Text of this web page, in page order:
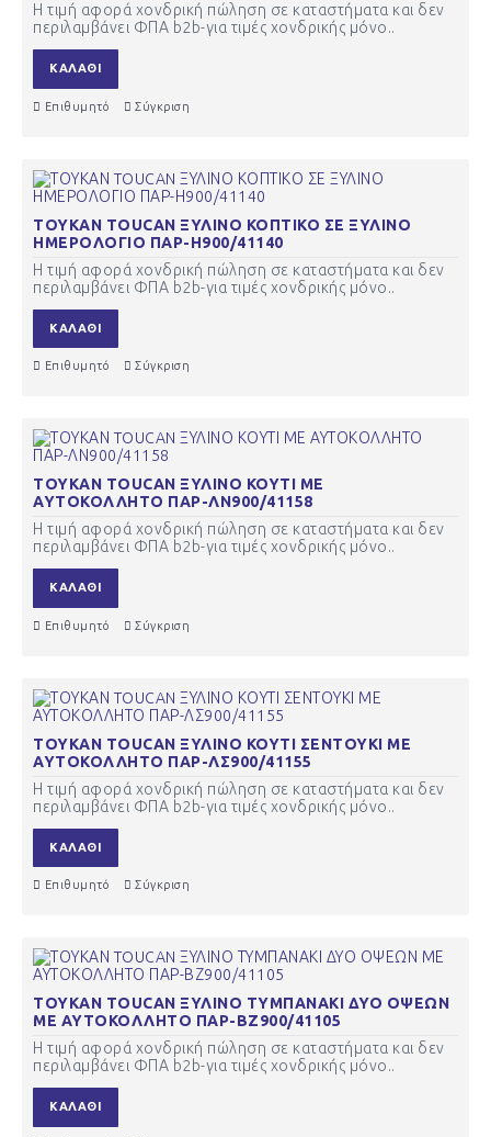
Η τιμή αφορά χονδρική πώληση σε καταστήματα και δεν
περιλαμβάνει ΦΠΑ b2b-για τιμές χονδρικής μόνο..
ΚΑΛΆΘΙ
Επιθυμητό Σύγκριση
ΤΟΥΚΑΝ TOUCAN ΞΥΛΙΝΟ ΚΟΠΤΙΚΟ ΣΕ ΞΥΛΙΝΟ
ΗΜΕΡΟΛΟΓΙΟ ΠΑΡ-Η900/41140
Η τιμή αφορά χονδρική πώληση σε καταστήματα και δεν
περιλαμβάνει ΦΠΑ b2b-για τιμές χονδρικής μόνο..
ΚΑΛΆΘΙ
Επιθυμητό Σύγκριση
ΤΟΥΚΑΝ TOUCAN ΞΥΛΙΝΟ ΚΟΥΤΙ ΜΕ
ΑΥΤΟΚΟΛΛΗΤΟ ΠΑΡ-ΛΝ900/41158
Η τιμή αφορά χονδρική πώληση σε καταστήματα και δεν
περιλαμβάνει ΦΠΑ b2b-για τιμές χονδρικής μόνο..
ΚΑΛΆΘΙ
Επιθυμητό Σύγκριση
ΤΟΥΚΑΝ TOUCAN ΞΥΛΙΝΟ ΚΟΥΤΙ ΣΕΝΤΟΥΚΙ ΜΕ
ΑΥΤΟΚΟΛΛΗΤΟ ΠΑΡ-ΛΣ900/41155
Η τιμή αφορά χονδρική πώληση σε καταστήματα και δεν
περιλαμβάνει ΦΠΑ b2b-για τιμές χονδρικής μόνο..
ΚΑΛΆΘΙ
Επιθυμητό Σύγκριση
ΤΟΥΚΑΝ TOUCAN ΞΥΛΙΝΟ ΤΥΜΠΑΝΑΚΙ ΔΥΟ ΟΨΕΩΝ
ΜΕ ΑΥΤΟΚΟΛΛΗΤΟ ΠΑΡ-ΒΖ900/41105
Η τιμή αφορά χονδρική πώληση σε καταστήματα και δεν
περιλαμβάνει ΦΠΑ b2b-για τιμές χονδρικής μόνο..
ΚΑΛΆΘΙ